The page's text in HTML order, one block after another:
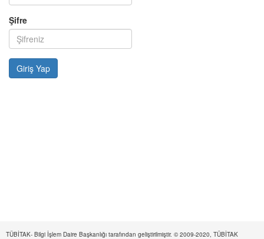
Şifre
TÜBİTAK- Bilgi İşlem Daire Başkanlığı tarafından geliştirilmiştir. © 2009-2020, TÜBİTAK